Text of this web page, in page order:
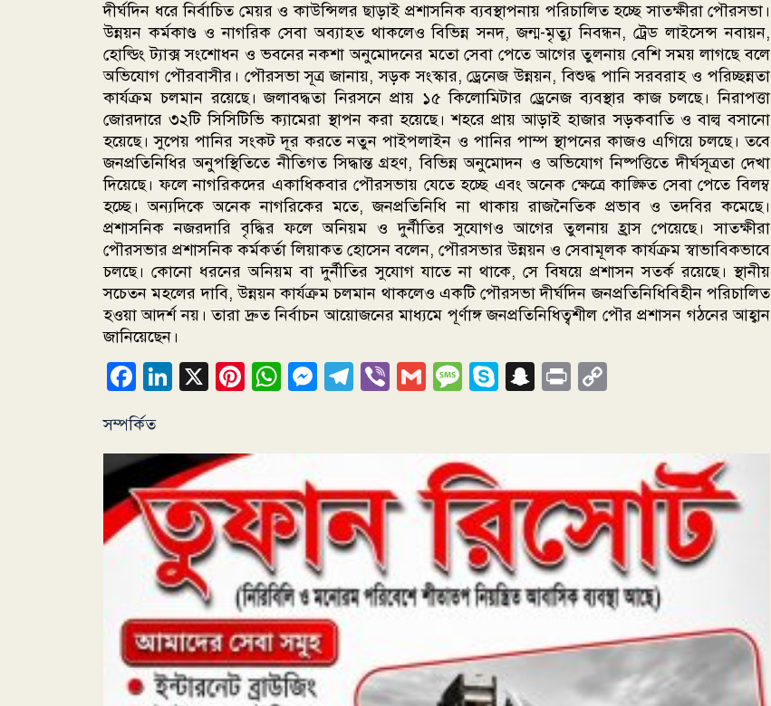
দীর্ঘদিন ধরে নির্বাচিত মেয়র ও কাউন্সিলর ছাড়াই প্রশাসনিক ব্যবস্থাপনায় পরিচালিত হচ্ছে সাতক্ষীরা পৌরসভা।
উন্নয়ন কর্মকাণ্ড ও নাগরিক সেবা অব্যাহত থাকলেও বিভিন্ন সনদ, জন্ম-মৃত্যু নিবন্ধন, ট্রেড লাইসেন্স নবায়ন,
হোল্ডিং ট্যাক্স সংশোধন ও ভবনের নকশা অনুমোদনের মতো সেবা পেতে আগের তুলনায় বেশি সময় লাগছে বলে
অভিযোগ পৌরবাসীর। পৌরসভা সূত্র জানায়, সড়ক সংস্কার, ড্রেনেজ উন্নয়ন, বিশুদ্ধ পানি সরবরাহ ও পরিচ্ছন্নতা
কার্যক্রম চলমান রয়েছে। জলাবদ্ধতা নিরসনে প্রায় ১৫ কিলোমিটার ড্রেনেজ ব্যবস্থার কাজ চলছে। নিরাপত্তা
জোরদারে ৩২টি সিসিটিভি ক্যামেরা স্থাপন করা হয়েছে। শহরে প্রায় আড়াই হাজার সড়কবাতি ও বাল্ব বসানো
হয়েছে। সুপেয় পানির সংকট দূর করতে নতুন পাইপলাইন ও পানির পাম্প স্থাপনের কাজও এগিয়ে চলছে। তবে
জনপ্রতিনিধির অনুপস্থিতিতে নীতিগত সিদ্ধান্ত গ্রহণ, বিভিন্ন অনুমোদন ও অভিযোগ নিষ্পত্তিতে দীর্ঘসূত্রতা দেখা
দিয়েছে। ফলে নাগরিকদের একাধিকবার পৌরসভায় যেতে হচ্ছে এবং অনেক ক্ষেত্রে কাঙ্ক্ষিত সেবা পেতে বিলম্ব
হচ্ছে। অন্যদিকে অনেক নাগরিকের মতে, জনপ্রতিনিধি না থাকায় রাজনৈতিক প্রভাব ও তদবির কমেছে।
প্রশাসনিক নজরদারি বৃদ্ধির ফলে অনিয়ম ও দুর্নীতির সুযোগও আগের তুলনায় হ্রাস পেয়েছে। সাতক্ষীরা
পৌরসভার প্রশাসনিক কর্মকর্তা লিয়াকত হোসেন বলেন, পৌরসভার উন্নয়ন ও সেবামূলক কার্যক্রম স্বাভাবিকভাবে
চলছে। কোনো ধরনের অনিয়ম বা দুর্নীতির সুযোগ যাতে না থাকে, সে বিষয়ে প্রশাসন সতর্ক রয়েছে। স্থানীয়
সচেতন মহলের দাবি, উন্নয়ন কার্যক্রম চলমান থাকলেও একটি পৌরসভা দীর্ঘদিন জনপ্রতিনিধিবিহীন পরিচালিত
হওয়া আদর্শ নয়। তারা দ্রুত নির্বাচন আয়োজনের মাধ্যমে পূর্ণাঙ্গ জনপ্রতিনিধিত্বশীল পৌর প্রশাসন গঠনের আহ্বান
জানিয়েছেন।
Facebook
LinkedIn
X Pinterest
WhatsApp
Messenger
Telegram
ViberGmailMessage
SkypeSnapchat
Print
সম্পর্কিত